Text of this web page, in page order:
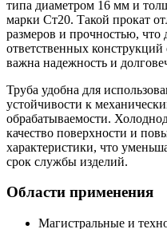
типа диаметром 16 мм и
марки Ст20. Такой прокат
размеров и прочностью, что
ответственных
важна надежность и
Труба удобна для
устойчивости к
обрабатываемости.
качество поверхности и
характеристики, что
срок службы изделий.
Области применения
Магистральные и